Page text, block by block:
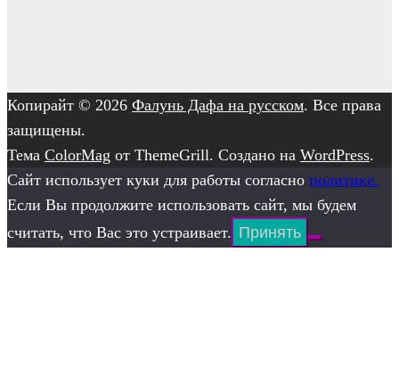
Копирайт © 2026 Фалунь Дафа на русском. Все права
защищены.
Тема ColorMag от ThemeGrill. Создано на WordPress.
Сайт использует куки для работы согласно политике.
Если Вы продолжите использовать сайт, мы будем
считать, что Вас это устраивает. Принять